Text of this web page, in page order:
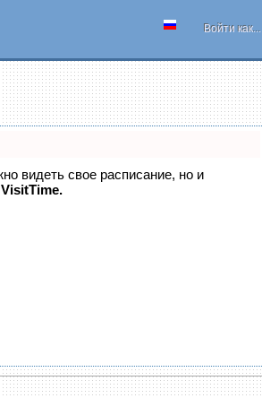
Войти как...
видеть свое расписание, но и